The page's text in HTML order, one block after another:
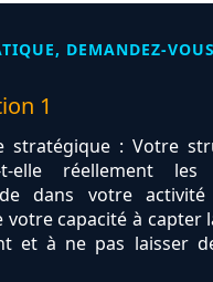
DEMANDEZ-
1
stratégique : Votre
t-elle réellement
dans votre
votre capacité à capter
et à ne pas laisser